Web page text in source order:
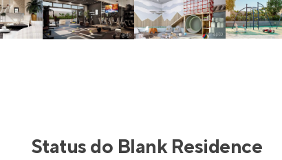
Status do Blank Residence